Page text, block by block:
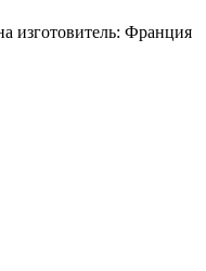
изготовитель: Франция